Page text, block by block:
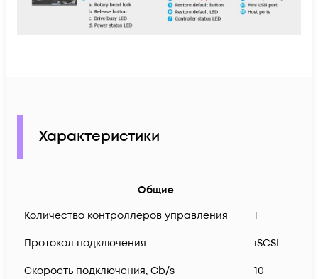
Характеристики
Общие
Количество контроллеров управления
1
Протокол подключения iSCSI
Скорость подключения, Gb/s 10